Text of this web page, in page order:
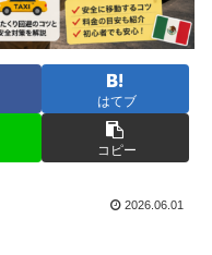
はてブ
コピー
2026.06.01